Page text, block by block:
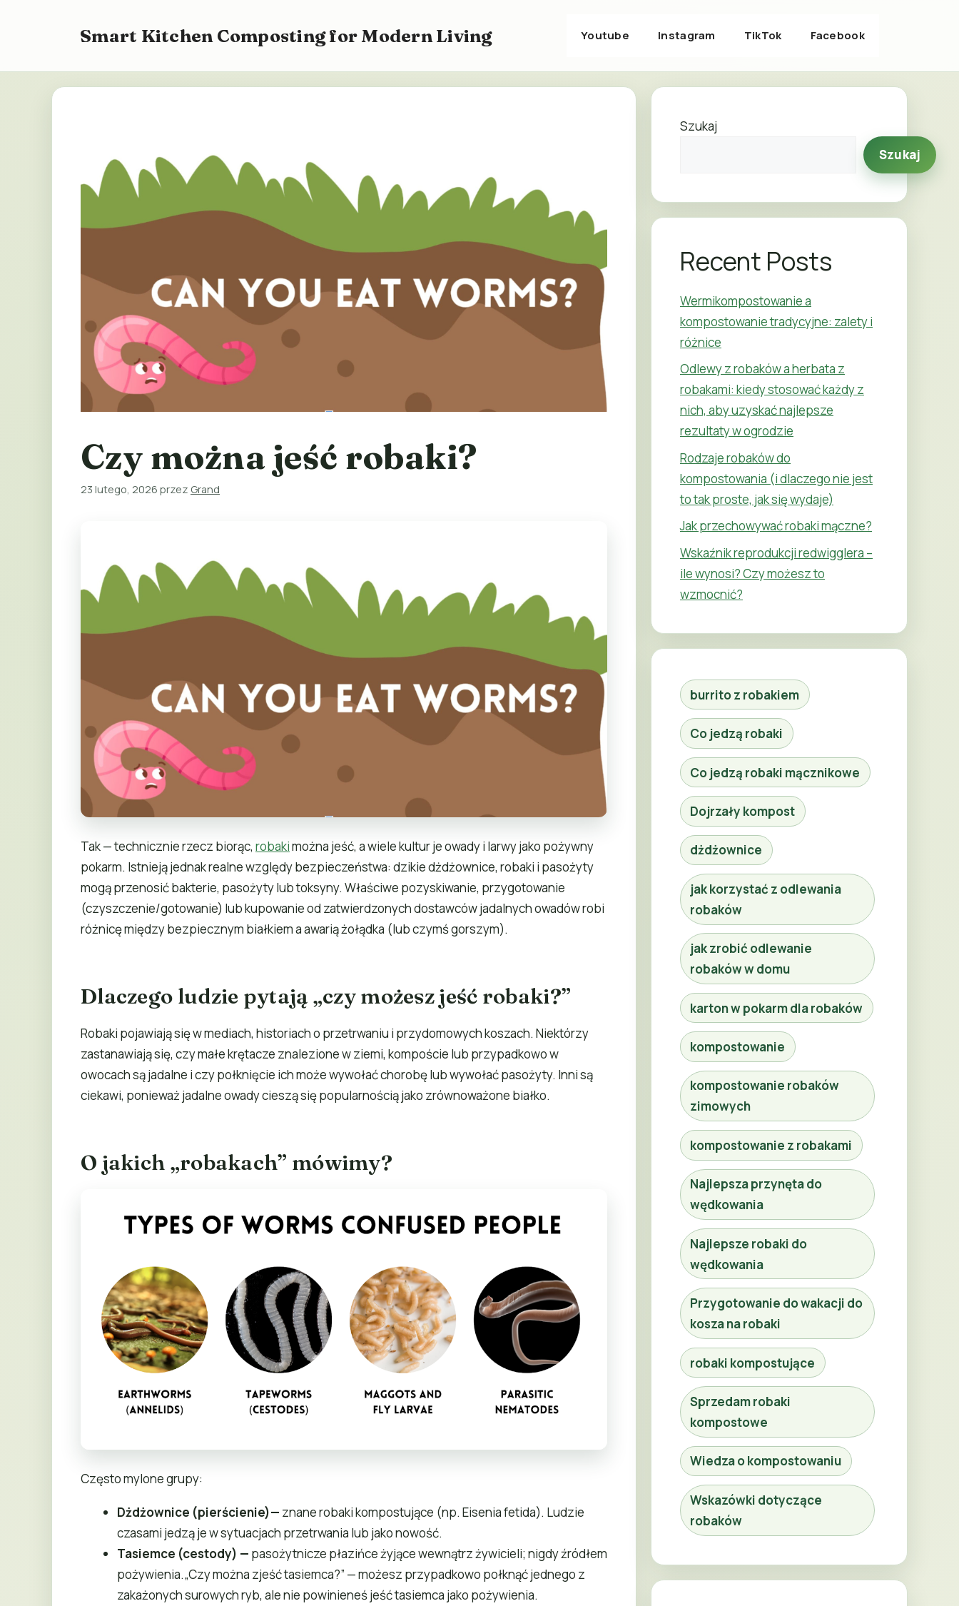
Smart Kitchen Composting for Modern Living Youtube Instagram TikTok Facebook
Czy można jeść robaki?
23 lutego, 2026 przez Grand
Tak — technicznie rzecz biorąc, robakimożna jeść, a wiele kultur je owady i larwy jako pożywny
pokarm. Istnieją jednak realne względy bezpieczeństwa: dzikie dżdżownice, robaki i pasożyty
mogą przenosić bakterie, pasożyty lub toksyny. Właściwe pozyskiwanie, przygotowanie
(czyszczenie/gotowanie) lub kupowanie od zatwierdzonych dostawców jadalnych owadów robi
różnicę między bezpiecznym białkiem a awarią żołądka (lub czymś gorszym).
Dlaczego ludzie pytają „czy możesz jeść robaki?”
Robaki pojawiają się w mediach, historiach o przetrwaniu i przydomowych koszach. Niektórzy
zastanawiają się, czy małe krętacze znalezione w ziemi, kompoście lub przypadkowo w
owocach są jadalne i czy połknięcie ich może wywołać chorobę lub wywołać pasożyty. Inni są
ciekawi, ponieważ jadalne owady cieszą się popularnością jako zrównoważone białko.
O jakich „robakach” mówimy?
Często mylone grupy:
Dżdżownice (pierścienie)— znane robaki kompostujące (np. Eisenia fetida). Ludzie
czasami jedzą je w sytuacjach przetrwania lub jako nowość.
Tasiemce (cestody) — pasożytnicze płazińce żyjące wewnątrz żywicieli; nigdy źródłem
pożywienia.„Czy można zjeść tasiemca?” — możesz przypadkowo połknąć jednego z
zakażonych surowych ryb, ale nie powinieneś jeść tasiemca jako pożywienia.
Szukaj
Szukaj
Recent Posts
Wermikompostowanie a
kompostowanie tradycyjne: zalety i
różnice
Odlewy z robaków a herbata z
robakami: kiedy stosować każdy z
nich, aby uzyskać najlepsze
rezultaty w ogrodzie
Rodzaje robaków do
kompostowania (i dlaczego nie jest
to tak proste, jak się wydaje)
Jak przechowywać robaki mączne?
Wskaźnik reprodukcji redwigglera –
ile wynosi? Czy możesz to
wzmocnić?
burrito z robakiem
Co jedzą robaki
Co jedzą robaki mącznikowe
Dojrzały kompost
dżdżownice
jak korzystać z odlewania
robaków
jak zrobić odlewanie
robaków w domu
karton w pokarm dla robaków
kompostowanie
kompostowanie robaków
zimowych
kompostowanie z robakami
Najlepsza przynęta do
wędkowania
Najlepsze robaki do
wędkowania
Przygotowanie do wakacji do
kosza na robaki
robaki kompostujące
Sprzedam robaki
kompostowe
Wiedza o kompostowaniu
Wskazówki dotyczące
robaków